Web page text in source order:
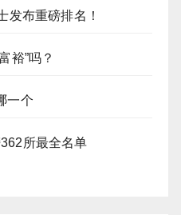
发布重磅排名！
裕”吗？
一个
所最全名单